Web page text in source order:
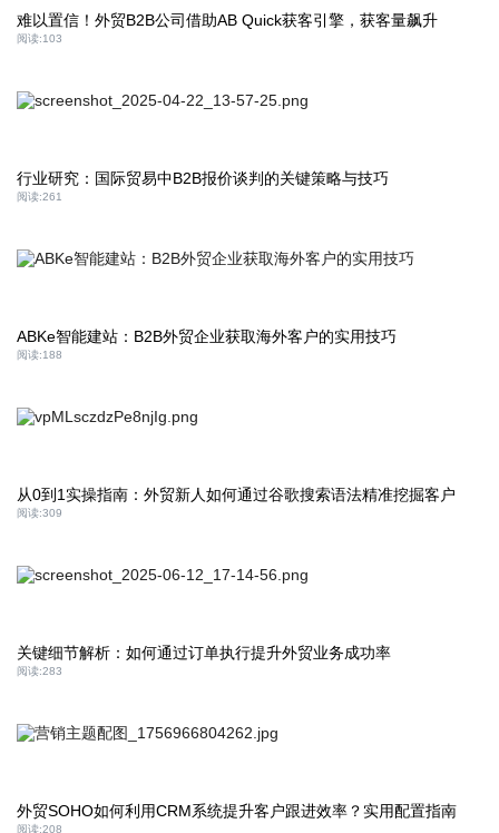
难以置信！外贸B2B公司借助AB Quick获客引擎，获客量飙升
阅读:103
行业研究：国际贸易中B2B报价谈判的关键策略与技巧
阅读:261
ABKe智能建站：B2B外贸企业获取海外客户的实用技巧
阅读:188
从0到1实操指南：外贸新人如何通过谷歌搜索语法精准挖掘客户
阅读:309
关键细节解析：如何通过订单执行提升外贸业务成功率
阅读:283
外贸SOHO如何利用CRM系统提升客户跟进效率？实用配置指南
阅读:208